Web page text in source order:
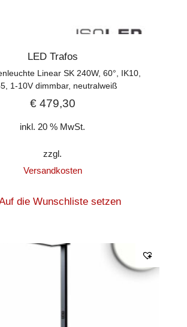
LED Trafos
Linear SK 240W, 60°, IK10,
1-10V dimmbar, neutralweiß
€479,30
inkl. 20 % MwSt.
zzgl.
Versandkosten
die Wunschliste setzen